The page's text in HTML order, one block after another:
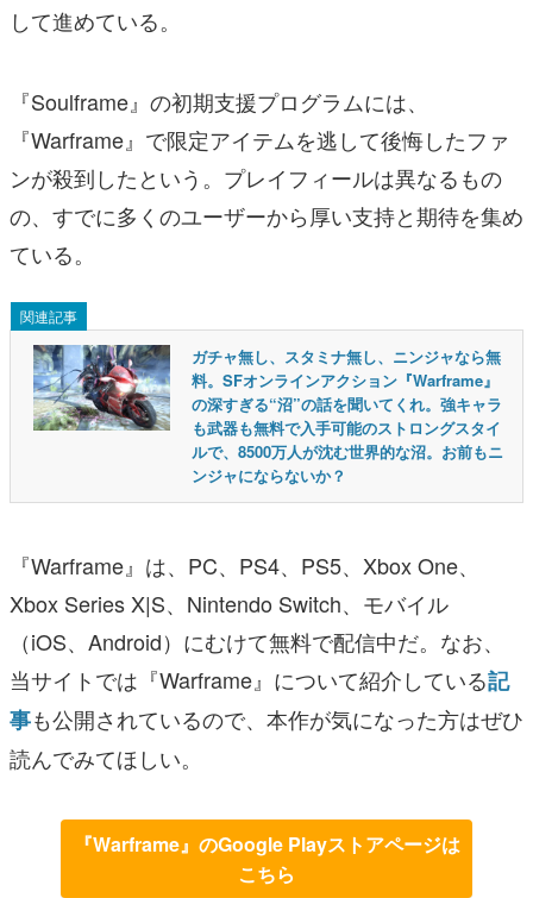
して進めている。
『Soulframe』の初期支援プログラムには、
『Warframe』で限定アイテムを逃して後悔したファ
ンが殺到したという。プレイフィールは異なるもの
の、すでに多くのユーザーから厚い支持と期待を集め
ている。
関連記事
ガチャ無し、スタミナ無し、ニンジャなら無
料。SFオンラインアクション『Warframe』
の深すぎる“沼”の話を聞いてくれ。強キャラ
も武器も無料で入手可能のストロングスタイ
ルで、8500万人が沈む世界的な沼。お前もニ
ンジャにならないか？
『Warframe』は、PC、PS4、PS5、Xbox One、
Xbox Series X|S、Nintendo Switch、モバイル
（iOS、Android）にむけて無料で配信中だ。なお、
当サイトでは『Warframe』について紹介している記
事も公開されているので、本作が気になった方はぜひ
読んでみてほしい。
『Warframe』のGoogle Playストアページは
こちら